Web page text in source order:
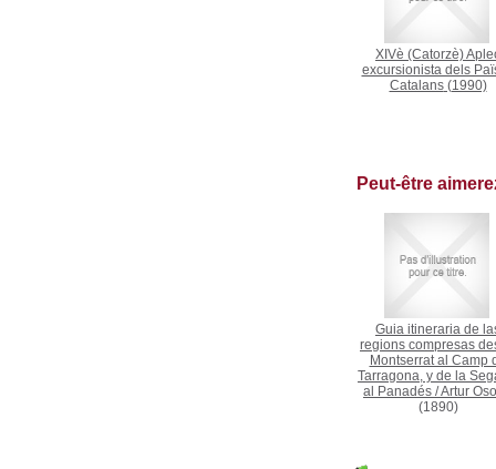
XIVè (Catorzè)
excursionista dels
Catalans(1990)
Peut-être
Guia itineraria de
regions compresas
Montserrat al Camp
Tarragona, y de la
al Panadés /Artur
(1890)